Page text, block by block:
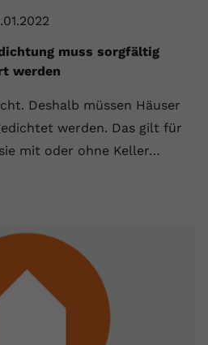
muss sorgfältig
werden
Deshalb müssen Häuser
werden. Das gilt für
mit oder ohne Keller…